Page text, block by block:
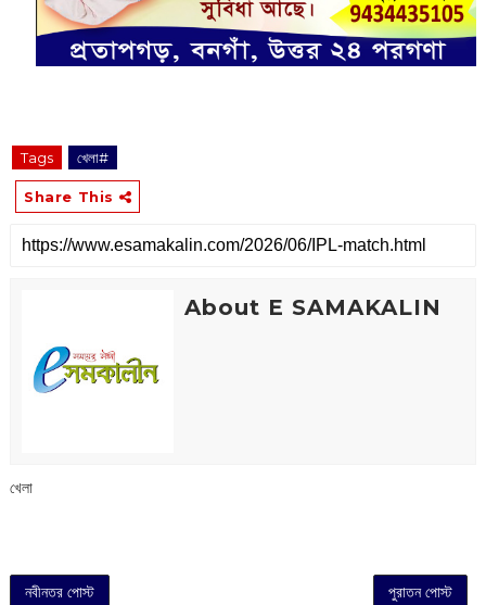
Tags খেলা#
Share This
About E SAMAKALIN
খেলা
নবীনতর পোস্ট পুরাতন পোস্ট